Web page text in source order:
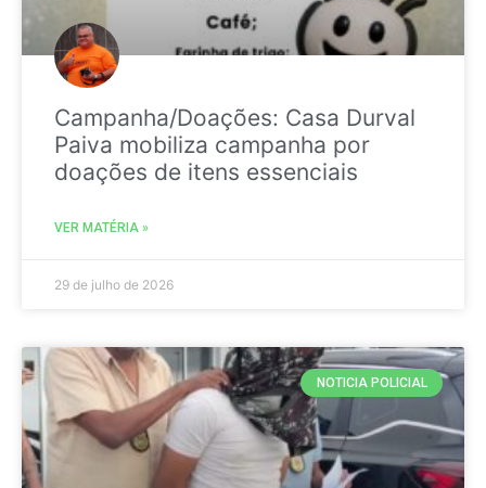
Campanha/Doações: Casa Durval
Paiva mobiliza campanha por
doações de itens essenciais
VER MATÉRIA »
29 de julho de 2026
NOTICIA POLICIAL